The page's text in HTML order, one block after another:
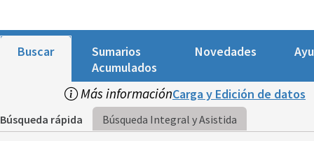
Buscar
Sumarios
Acumulados
Novedades
Más informaciónCarga y Edición de datos
Búsqueda rápida Búsqueda Integral y Asistida